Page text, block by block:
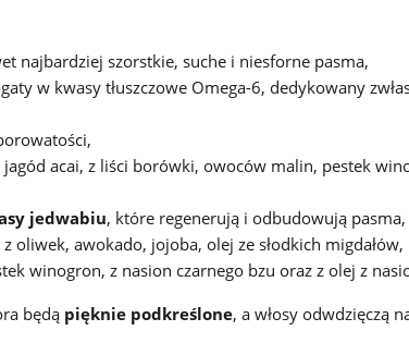
najbardziej szorstkie, suche i niesforne pasma,
w kwasy tłuszczowe Omega-6, dedykowany
acai, z liści borówki, owoców malin, pestek
jedwabiu, które regenerują i odbudowują pasma,
oliwek, awokado, jojoba, olej ze słodkich
winogron, z nasion czarnego bzu oraz z olej z
będą pięknie podkreślone, a włosy odwdzięczą